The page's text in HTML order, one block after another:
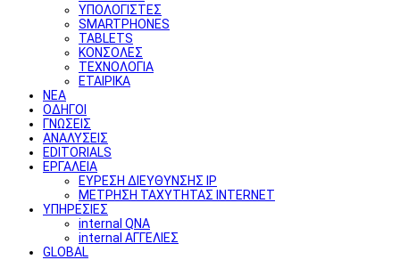
ΥΠΟΛΟΓΙΣΤΕΣ
SMARTPHONES
TABLETS
ΚΟΝΣΟΛΕΣ
ΤΕΧΝΟΛΟΓΙΑ
ΕΤΑΙΡΙΚΑ
ΝΕΑ
ΟΔΗΓΟΙ
ΓΝΩΣΕΙΣ
ΑΝΑΛΥΣΕΙΣ
EDITORIALS
ΕΡΓΑΛΕΙΑ
ΕΥΡΕΣΗ ΔΙΕΥΘΥΝΣΗΣ IP
ΜΕΤΡΗΣΗ ΤΑΧΥΤΗΤΑΣ INTERNET
ΥΠΗΡΕΣΙΕΣ
internal QNA
internal ΑΓΓΕΛΙΕΣ
GLOBAL